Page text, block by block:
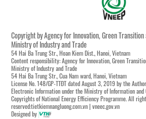
Copyright by Agency for Innovation, Green
Ministry of Industry and Trade
54 Hai Ba Trung Str., Hoan Kiem Dist., Hanoi, Vietnam
Content responsibility: Agency for Innovation, Green
Ministry of Industry and Trade
54 Hai Ba Trung Str., Cua Nam ward, Hanoi, Vietnam
License No. 148/GP-TTĐT dated August 3, 2019 by the
Electronic Information under the Ministry of Information and
Copyrights of National Energy Efficiency Programme. All
reserved:tietkiemnangluong.com.vn | vneec.gov.vn
Designed by